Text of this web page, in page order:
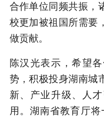
合作单位同频共振，
校更加被祖国所需要
做贡献。
陈汉光表示，希望
势，积极投身湖南城
新、产业升级、人
用。湖南省教育厅